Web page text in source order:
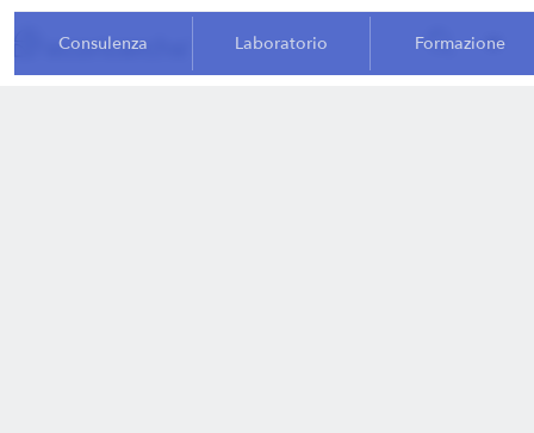
Consulenza Laboratorio Formazione